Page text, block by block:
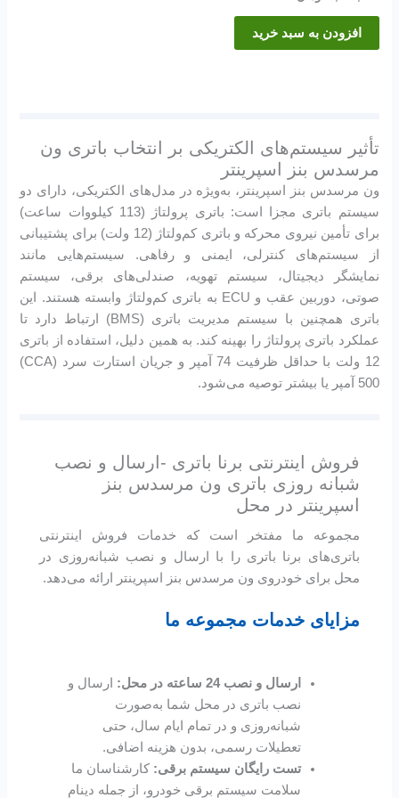
افزودن به سبد خرید
تأثیر سیستم‌های الکتریکی بر انتخاب باتری ون
مرسدس بنز اسپرینتر
ون مرسدس بنز اسپرینتر، به‌ویژه در مدل‌های الکتریکی، دارای دو
سیستم باتری مجزا است: باتری پرولتاژ (113 کیلووات ساعت)
برای تأمین نیروی محرکه و باتری کم‌ولتاژ (12 ولت) برای پشتیبانی
از سیستم‌های کنترلی، ایمنی و رفاهی. سیستم‌هایی مانند
نمایشگر دیجیتال، سیستم تهویه، صندلی‌های برقی، سیستم
صوتی، دوربین عقب و ECU به باتری کم‌ولتاژ وابسته هستند. این
باتری همچنین با سیستم مدیریت باتری (BMS) ارتباط دارد تا
عملکرد باتری پرولتاژ را بهینه کند. به همین دلیل، استفاده از باتری
12 ولت با حداقل ظرفیت 74 آمپر و جریان استارت سرد (CCA)
500 آمپر یا بیشتر توصیه می‌شود.
فروش اینترنتی برنا باتری -ارسال و نصب
شبانه روزی باتری ون مرسدس بنز
اسپرینتر در محل
مجموعه ما مفتخر است که خدمات فروش اینترنتی
باتری‌های برنا باتری را با ارسال و نصب شبانه‌روزی در
محل برای خودروی ون مرسدس بنز اسپرینتر ارائه می‌دهد.
مزایای خدمات مجموعه ما
ارسال و نصب 24 ساعته در محل:
ارسال و
نصب باتری در محل شما به‌صورت
شبانه‌روزی و در تمام ایام سال، حتی
تعطیلات رسمی، بدون هزینه اضافی.
تست رایگان سیستم برقی: کارشناسان ما
سلامت سیستم برقی خودرو، از جمله دینام